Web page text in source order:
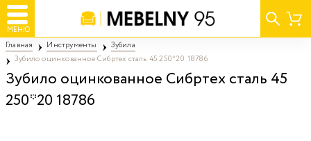
МЕНЮ
Главная Инструменты
Зубила
Зубило оцинкованное Сибртех сталь 45 250*20 18786
Зубило оцинкованное Сибртех сталь 45
250*20 18786